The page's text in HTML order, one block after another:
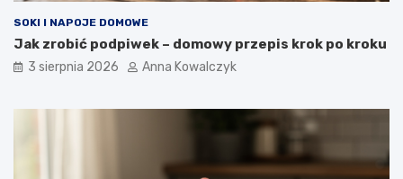
SOKI I NAPOJE DOMOWE
Jak zrobić podpiwek – domowy przepis krok po kroku
3 sierpnia 2026 Anna Kowalczyk